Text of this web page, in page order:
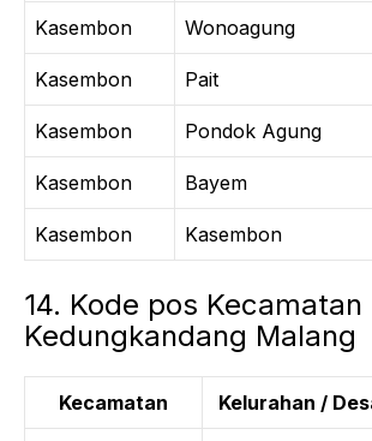
Kasembon Wonoagung
Kasembon Pait
Kasembon Pondok Agung
Kasembon Bayem
Kasembon Kasembon
14. Kode pos Kecamatan
Kedungkandang Malang
Kecamatan Kelurahan /